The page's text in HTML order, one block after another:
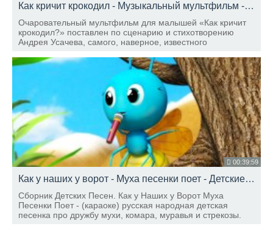
Как кричит крокодил - Музыкальный мультфильм - Союзмультфильм 2012
Очаровательный мультфильм для малышей «Как кричит
крокодил?» поставлен по сценарию и стихотворению
Андрея Усачева, самого, наверное, известного
00:39:59
Как у наших у ворот - Муха песенки поет - Детские Песни
Сборник Детских Песен. Как у Наших у Ворот Муха
Песенки Поет - (караоке) русская народная детская
песенка про дружбу мухи, комара, муравья и стрекозы.